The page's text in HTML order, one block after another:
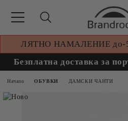
ЛЯТНО НАМАЛЕНИЕ до-
Безплатна доставка за
Начало ОБУВКИ ДАМСКИ ЧАНТИ